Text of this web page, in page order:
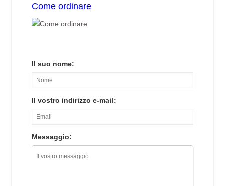
Come ordinare
Il suo nome:
Il vostro indirizzo e-mail:
Messaggio: